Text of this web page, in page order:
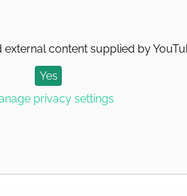
external content supplied by
Yes
privacy settings